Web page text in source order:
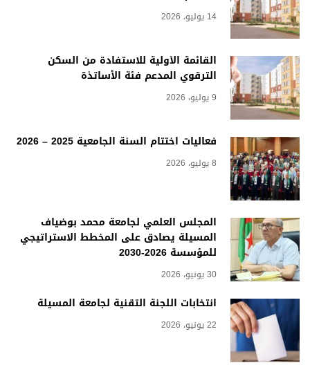
14 يوليو، 2026
القائمة الأولية للاستفادة من السكن
الترقوي المدعم فئة الأساتذة
9 يوليو، 2026
فعاليات اختتام السنة الجامعية 2025 – 2026
8 يوليو، 2026
المجلس العلمي لجامعة محمد بوضياف
المسيلة يصادق على المخطط الاستراتيجي
للمؤسسة 2026-2030
30 يونيو، 2026
انتخابات اللجنة التقنية لجامعة المسيلة
22 يونيو، 2026